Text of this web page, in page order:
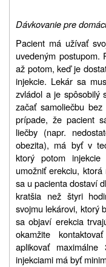
Dávkovanie pre
Pacient má užívať
uvedeným postupom.
až potom, keď je
injekcie. Lekár sa
zvládol a je spôsobilý
začať samoliečbu
prípade, že pacient
liečby (napr.
obezita), má byť v
ktorý potom
umožniť erekciu,
sa u pacienta dostaví
kratšia než štyri
svojmu lekárovi, ktorý
sa objaví erekcia
okamžite
aplikovať
injekciami má byť